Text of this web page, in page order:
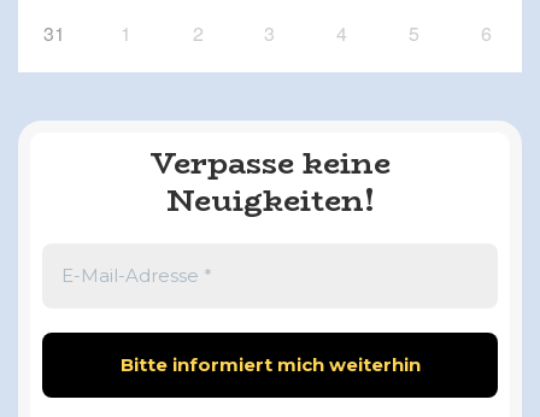
31 1 2 3 4 5 6
Verpasse keine
Neuigkeiten!